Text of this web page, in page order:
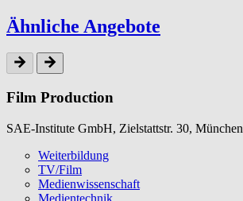
Ähnliche Angebote
Film Production
SAE-Institute GmbH, Zielstattstr. 30, München
Weiterbildung
TV/Film
Medienwissenschaft
Medientechnik